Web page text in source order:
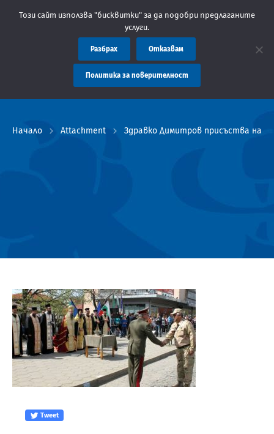
Съобщение: Областна администрация Пловдив
Начало Attachment Здравко Димитров присъства на
Tweet
Този сайт използва "бисквитки" за да подобри предлаганите
услуги.
Разбрах Отказвам
Политика за поверителност